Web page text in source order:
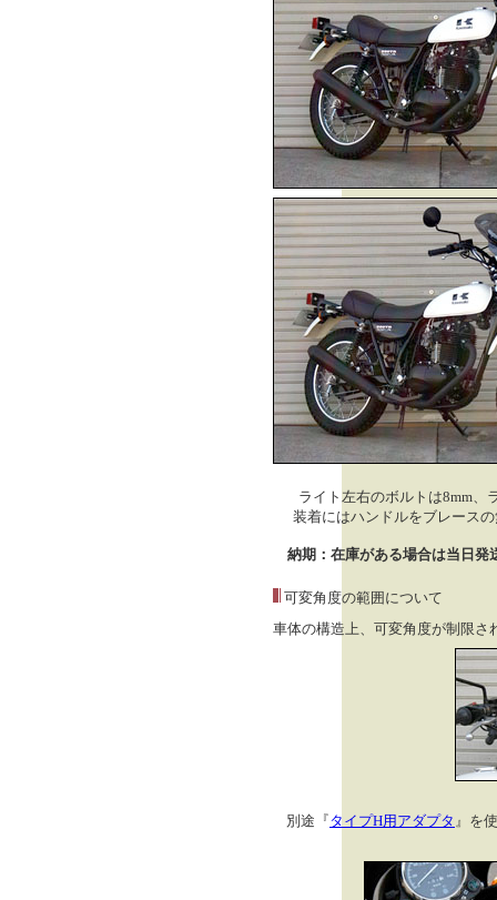
ライト左右のボルトは8mm、
装着にはハンドルをブレース
納期：在庫がある場合は当日発
可変角度の範囲について
車体の構造上、可変角度が制限さ
別途『タイプH用アダプタ 』を